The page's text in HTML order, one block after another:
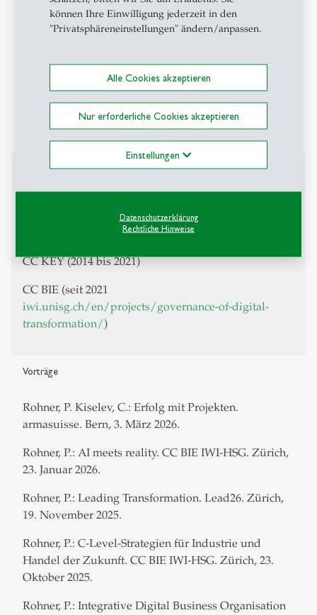
können Ihre Einwilligung jederzeit in den
"Privatsphäreneinstellungen" ändern/anpassen.
Alle Cookies akzeptieren
Nur erforderliche Cookies akzeptieren
Einstellungen
Datenschutzerklärung
Rechtliche Hinweise
Aktuelle Veranstaltungen in CAS:
CAS Digital Government: Digital
Transformation in public administration
Projekte
CC HNE (2004 bis 2014)
CC KEY (2014 bis 2021)
CC BIE (seit 2021
iwi.unisg.ch/en/projects/governance-of-digital-
transformation/)
Vorträge
Rohner, P. Kiselev, C.: Erfolg mit Projekten.
armasuisse. Bern, 3. März 2026.
Rohner, P.: AI meets reality. CC BIE IWI-HSG. Zürich,
23. Januar 2026.
Rohner, P.: Leading Transformation. Lead26. Zürich,
19. November 2025.
Rohner, P.: C-Level-Strategien für Industrie und
Handel der Zukunft. CC BIE IWI-HSG. Zürich, 23.
Oktober 2025.
Rohner, P.: Integrative Digital Business Organisation